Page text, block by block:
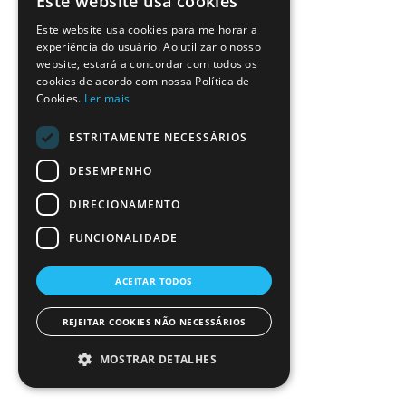
Este website usa cookies para melhorar a
experiência do usuário. Ao utilizar o nosso
website, estará a concordar com todos os
cookies de acordo com nossa Política de
Cookies. Ler mais
ESTRITAMENTE NECESSÁRIOS
DESEMPENHO
DIRECIONAMENTO
FUNCIONALIDADE
ACEITAR TODOS
REJEITAR COOKIES NÃO NECESSÁRIOS
MOSTRAR DETALHES